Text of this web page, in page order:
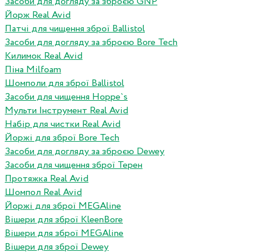
Йорж Real Avid
Патчі для чищення зброї Ballistol
Засоби для догляду за зброєю Bore Tech
Килимок Real Avid
Піна Milfoam
Шомполи для зброї Ballistol
Засоби для чищення Hoppe`s
Мульти Інструмент Real Avid
Набір для чистки Real Avid
Йоржі для зброї Bore Tech
Засоби для догляду за зброєю Dewey
Засоби для чищення зброї Терен
Протяжка Real Avid
Шомпол Real Avid
Йоржі для зброї MEGAline
Вішери для зброї KleenBore
Вішери для зброї MEGAline
Вішери для зброї Dewey